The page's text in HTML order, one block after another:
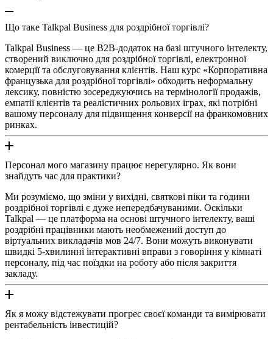
Що таке Talkpal Business для роздрібної торгівлі?
Talkpal Business — це B2B-додаток на базі штучного інтелекту,
створений виключно для роздрібної торгівлі, електронної
комерції та обслуговування клієнтів. Наш курс «Корпоративна
французька для роздрібної торгівлі» обходить неформальну
лексику, повністю зосереджуючись на термінології продажів,
емпатії клієнтів та реалістичних рольових іграх, які потрібні
вашому персоналу для підвищення конверсії на франкомовних
ринках.
Персонал мого магазину працює нерегулярно. Як вони
знайдуть час для практики?
Ми розуміємо, що зміни у вихідні, святкові піки та години
роздрібної торгівлі є дуже непередбачуваними. Оскільки
Talkpal — це платформа на основі штучного інтелекту, ваші
роздрібні працівники мають необмежений доступ до
віртуальних викладачів мов 24/7. Вони можуть виконувати
швидкі 5-хвилинні інтерактивні вправи з говоріння у кімнаті
персоналу, під час поїздки на роботу або після закриття
закладу.
Як я можу відстежувати прогрес своєї команди та вимірювати
рентабельність інвестицій?